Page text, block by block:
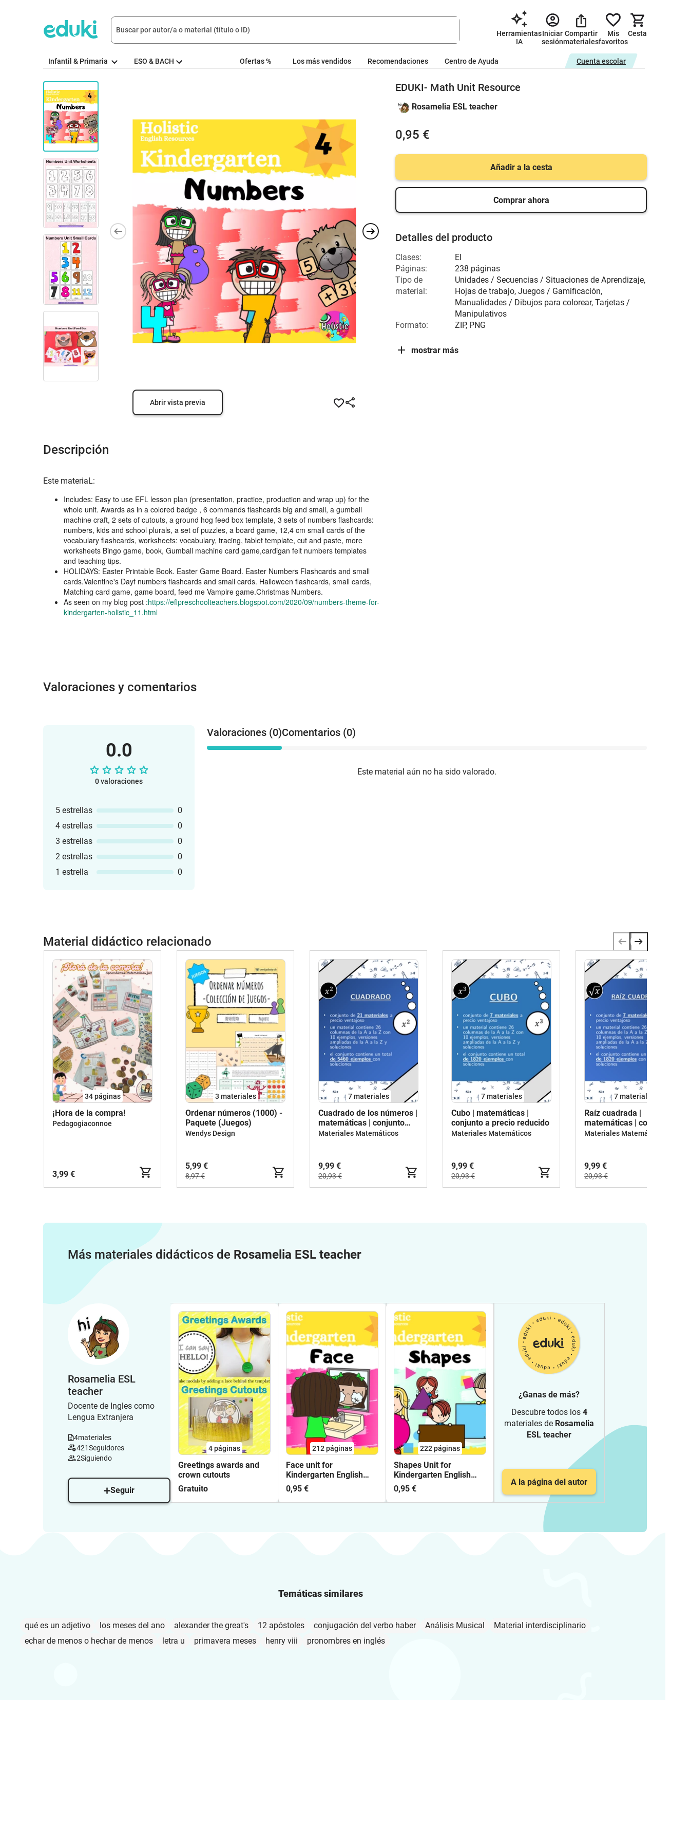
Herramientas
IA
Iniciar
sesión
Compartir
materiales
Mis
favoritos
Cesta
Infantil & Primaria ESO & BACH Ofertas % Los más vendidos Recomendaciones Centro de Ayuda Cuenta escolar
Abrir vista previa
Descripción
Este materiaL:
Includes: Easy to use EFL lesson plan (presentation, practice, production and wrap up) for the
whole unit. Awards as in a colored badge , 6 commands flashcards big and small, a gumball
machine craft, 2 sets of cutouts, a ground hog feed box template, 3 sets of numbers flashcards:
numbers, kids and school plurals, a set of puzzles, a board game, 12,4 cm small cards of the
vocabulary flashcards, worksheets: vocabulary, tracing, tablet template, cut and paste, more
worksheets Bingo game, book, Gumball machine card game,cardigan felt numbers templates
and teaching tips.
HOLIDAYS: Easter Printable Book. Easter Game Board. Easter Numbers Flashcards and small
cards.Valentine's Dayf numbers flashcards and small cards. Halloween flashcards, small cards,
Matching card game, game board, feed me Vampire game.Christmas Numbers.
As seen on my blog post :https://eflpreschoolteachers.blogspot.com/2020/09/numbers-theme-for-
kindergarten-holistic_11.html
EDUKI- Math Unit Resource
Rosamelia ESL teacher
0,95 €
Añadir a la cesta
Comprar ahora
Detalles del producto
Clases:
EI
Páginas:
238 páginas
Tipo de
material:
Unidades / Secuencias / Situaciones de Aprendizaje,
Hojas de trabajo, Juegos / Gamificación,
Manualidades / Dibujos para colorear, Tarjetas /
Manipulativos
Formato:
ZIP, PNG
mostrar más
Valoraciones y comentarios
0.0
0 valoraciones
5 estrellas
0
4 estrellas
0
3 estrellas
0
2 estrellas
0
1 estrella
0
Valoraciones (0)Comentarios (0)
Este material aún no ha sido valorado.
Material didáctico relacionado
34páginas
¡Hora de la compra!
Pedagogiaconnoe
3,99 €
3 materiales
Ordenar números (1000) -
Paquete (Juegos)
Wendys Design
5,99 €
8,97 €
7 materiales
Cuadrado de los números |
matemáticas | conjunto
promocional
Materiales Matemáticos
9,99 €
20,93 €
7 materiales
Cubo | matemáticas |
conjunto a precio reducido
Materiales Matemáticos
9,99 €
20,93 €
7 materiales
Raíz cuadrada |
matemáticas | conjunto
promocional
Materiales Matemáticos
9,99 €
20,93 €
Más materiales didácticos de Rosamelia ESL teacher
Rosamelia ESL
teacher
Docente de Ingles como
Lengua Extranjera
4materiales
421Seguidores
2Siguiendo
Seguir
4páginas
Greetings awards and
crown cutouts
Gratuito
212páginas
Face unit for
Kindergarten English
Language Learners
0,95 €
222páginas
Shapes Unit for
Kindergarten English
Language Learners
0,95 €
¿Ganas de más?
Descubre todos los 4
materiales de Rosamelia
ESL teacher
A la página del autor
Temáticas similares
qué es un adjetivo los meses del ano alexander the great's 12 apóstoles conjugación del verbo haber Análisis Musical
Material interdisciplinario
echar de menos o hechar de menos
letra u primavera meses henry viii pronombres en inglés